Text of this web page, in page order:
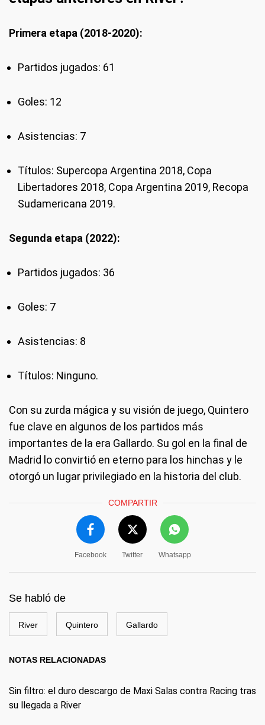
Primera etapa (2018-2020):
Partidos jugados: 61
Goles: 12
Asistencias: 7
Títulos: Supercopa Argentina 2018, Copa
Libertadores 2018, Copa Argentina 2019, Recopa
Sudamericana 2019.
Segunda etapa (2022):
Partidos jugados: 36
Goles: 7
Asistencias: 8
Títulos: Ninguno.
Con su zurda mágica y su visión de juego, Quintero
fue clave en algunos de los partidos más
importantes de la era Gallardo. Su gol en la final de
Madrid lo convirtió en eterno para los hinchas y le
otorgó un lugar privilegiado en la historia del club.
COMPARTIR
Facebook Twitter Whatsapp
Se habló de
River Quintero Gallardo
NOTAS RELACIONADAS
Sin filtro: el duro descargo de Maxi Salas contra Racing tras
su llegada a River